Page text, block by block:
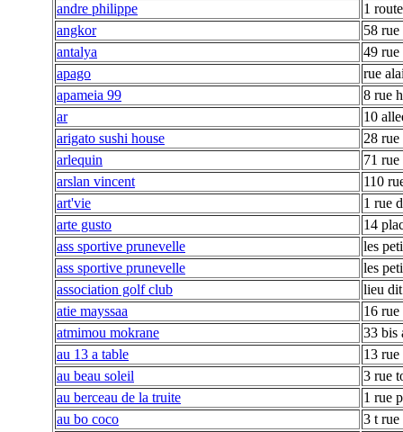
andre philippe
1
angkor
58 rue
antalya
49 rue
apago
rue
apameia 99
8 rue
ar
10
arigato sushi house
28 rue
arlequin
71
arslan vincent
110
art'vie
1 rue
arte gusto
14
ass sportive prunevelle
les
ass sportive prunevelle
les
association golf club
lieu dit
atie mayssaa
16
atmimou mokrane
33 bis
au 13 a table
13 rue
au beau soleil
3 rue
au berceau de la truite
1 rue
au bo coco
3 t rue